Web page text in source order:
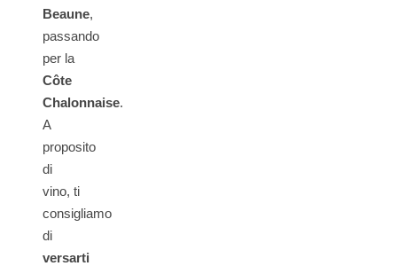
Beaune,
passando
per la
Côte
Chalonnaise.
A
proposito
di
vino, ti
consigliamo
di
versarti